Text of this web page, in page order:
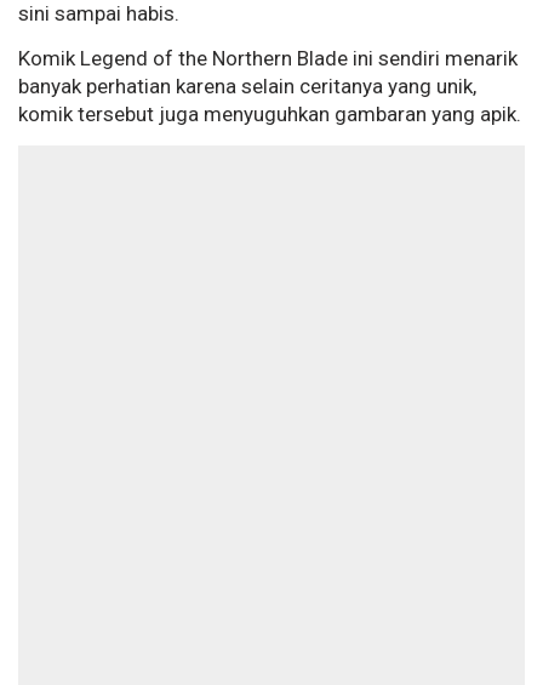
sini sampai habis.
Komik Legend of the Northern Blade ini sendiri menarik
banyak perhatian karena selain ceritanya yang unik,
komik tersebut juga menyuguhkan gambaran yang apik.